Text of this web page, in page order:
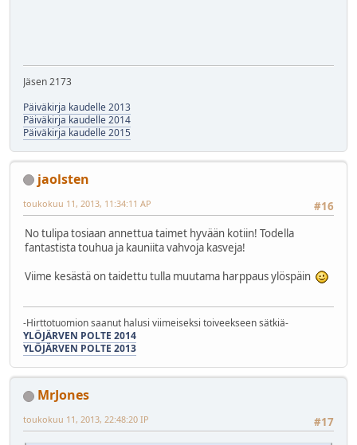
Jäsen 2173
Päiväkirja kaudelle 2013
Päiväkirja kaudelle 2014
Päiväkirja kaudelle 2015
jaolsten
#16
toukokuu 11, 2013, 11:34:11 AP
No tulipa tosiaan annettua taimet hyvään kotiin! Todella
fantastista touhua ja kauniita vahvoja kasveja!
Viime kesästä on taidettu tulla muutama harppaus ylöspäin
-Hirttotuomion saanut halusi viimeiseksi toiveekseen sätkiä-
YLÖJÄRVEN POLTE 2014
YLÖJÄRVEN POLTE 2013
MrJones
#17
toukokuu 11, 2013, 22:48:20 IP